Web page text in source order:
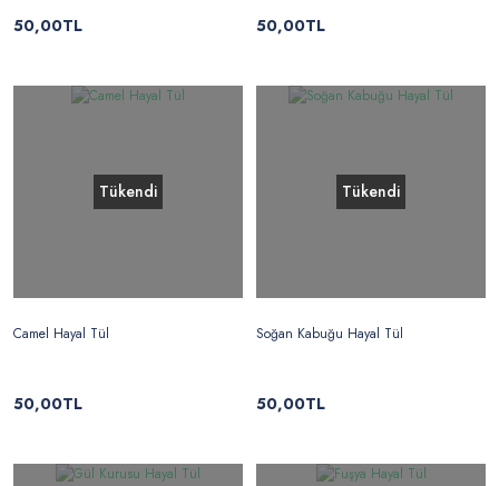
50,00TL 50,00TL
Tükendi
Camel Hayal Tül
50,00TL
Tükendi
Soğan Kabuğu Hayal Tül
50,00TL